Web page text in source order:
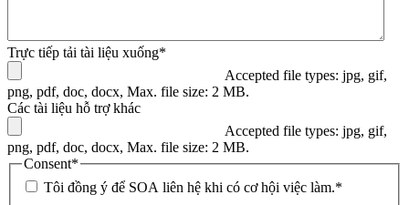
Trực tiếp tải tài liệu xuống*
Accepted file types: jpg, gif,
png, pdf, doc, docx, Max. file size: 2 MB.
Các tài liệu hỗ trợ khác
Accepted file types: jpg, gif,
png, pdf, doc, docx, Max. file size: 2 MB.
Consent*
Tôi đồng ý để SOA liên hệ khi có cơ hội việc làm.*